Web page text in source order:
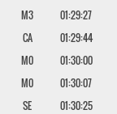
M3
01:29:27
CA
01:29:44
M0
01:30:00
M0
01:30:07
SE
01:30:25